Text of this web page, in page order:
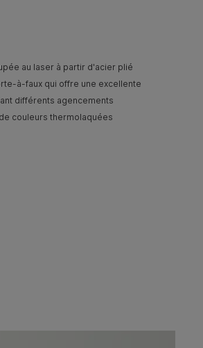
au laser à partir d'acier plié
à-faux qui offre une excellente
différents agencements
couleurs thermolaquées